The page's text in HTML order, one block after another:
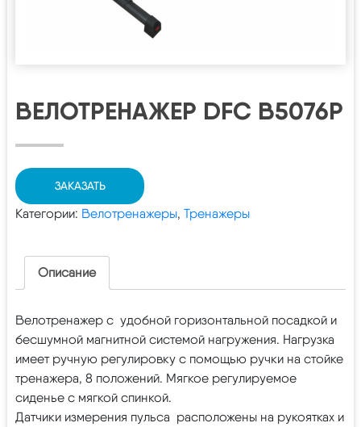
ВЕЛОТРЕНАЖЕР DFC B5076P
ЗАКАЗАТЬ
Категории: Велотренажеры, Тренажеры
Описание
Велотренажер с удобной горизонтальной посадкой и
бесшумной магнитной системой нагружения. Нагрузка
имеет ручную регулировку с помощью ручки на стойке
тренажера, 8 положений. Мягкое регулируемое
сиденье с мягкой спинкой.
Датчики измерения пульса расположены на рукоятках и